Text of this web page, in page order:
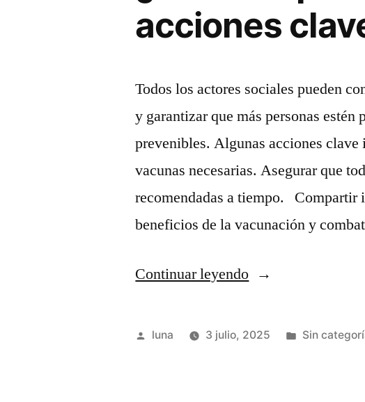
niñez?:
aspectos
clave”
acciones
Todos los actores sociales pueden
y garantizar que más personas estén
prevenibles. Algunas acciones
vacunas necesarias. Asegurar que
recomendadas a tiempo.
beneficios de la vacunación y
Continuar leyendo“¿Cómo
la
Publicado
luna 3 julio, 2025
Publicada
Sin